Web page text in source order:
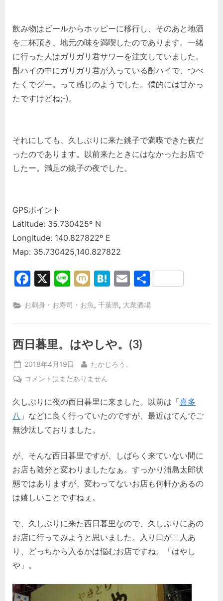
飲み物はビールからホッピーに移行し、そのあと地酒
を二杯頂き、地元の味を満喫したのであります。一緒
に行った人はガリガリ君サワーを注文していました。
酎ハイの中にガリガリ君が入っている酎ハイで、つべ
たくでグー。って感じのようでした。僕的には甘かっ
たですけどね;-)。
それにしても、久しぶりに来た銚子で満喫できた夜だ
ったのであります。以前来たときにはなかったお店で
したー。満足の銚子の夜でした。
GPSポイント
Latitude: 35.730425º N
Longitude: 140.827822º E
Map: 35.730425,140.827822
Facebook
X LineMixiHatena
Email
共
お刺身・お寿司・お魚,千葉県, 大衆酒場
西日暮里。はやしや。(3)
Posted
on
2018年4月19日 By
たかじろう。
西
里。
は
や
や。
(3)
へ
の
コメントはまだありません
久しぶりに夜の西日暮里に来ました。以前は「喜多
八 」などに良く行っていたのですが、最近はてんでご
無沙汰しておりました。
が、そんな西日暮里ですが、しばらく来ていない間に
お店も随分と変わりましたなぁ。すっかり浦島太郎状
態ではありますが、変わってないお店も何軒かあるの
は嬉しいことですねぇ。
で、久しぶりに来た西日暮里なので、久しぶりにあの
お店に行ってみようと思いました。入り口が二人あ
り、どっちから入るかは悩むお店ですね。「はやし
や」。